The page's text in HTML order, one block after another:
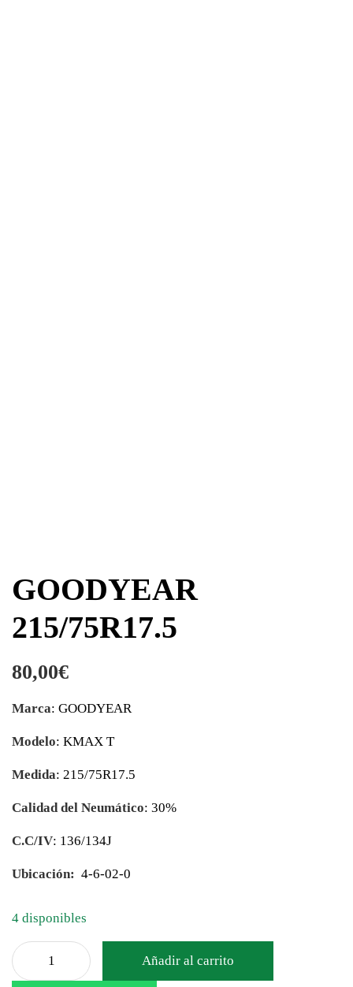
GOODYEAR
215/75R17.5
80,00€
Marca: GOODYEAR
Modelo: KMAX T
Medida: 215/75R17.5
Calidad del Neumático: 30%
C.C/IV: 136/134J
Ubicación: 4-6-02-0
4 disponibles
Añadir al carrito